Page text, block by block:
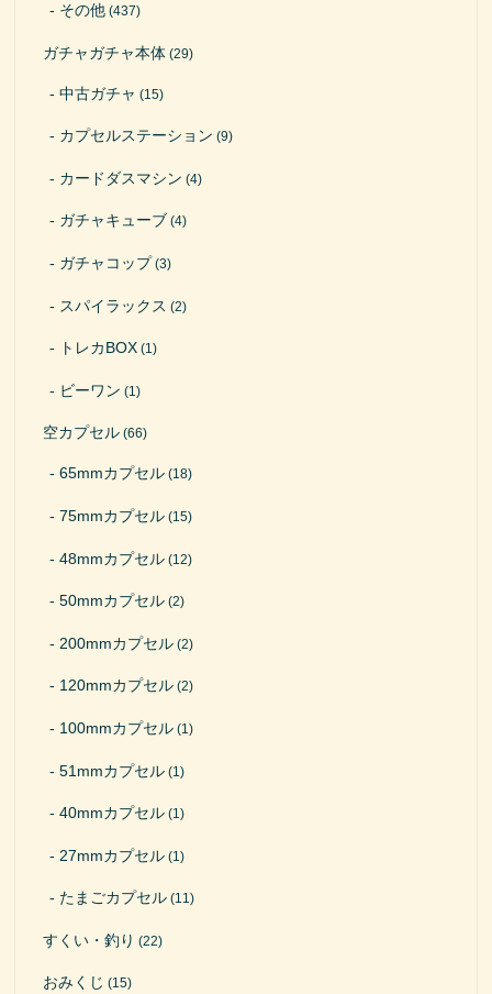
その他 (437)
ガチャガチャ本体 (29)
中古ガチャ (15)
カプセルステーション (9)
カードダスマシン (4)
ガチャキューブ (4)
ガチャコップ(3)
スパイラックス (2)
トレカBOX (1)
ビーワン (1)
空カプセル (66)
65mmカプセル (18)
75mmカプセル (15)
48mmカプセル (12)
50mmカプセル (2)
200mmカプセル (2)
120mmカプセル (2)
100mmカプセル (1)
51mmカプセル (1)
40mmカプセル (1)
27mmカプセル (1)
たまごカプセル (11)
すくい・釣り (22)
おみくじ (15)